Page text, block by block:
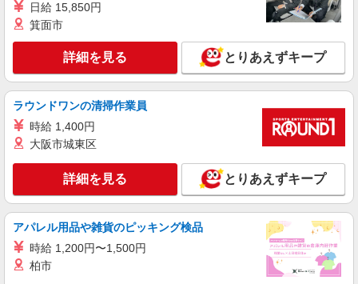
キープ 詳細を見る
パーソルエクセルHRパートナーズ株式会社
サポート事務
時給1,550円 ※当社規定あり
愛知県名古屋市中村区／最寄駅：近鉄名古屋
駅、伏見（愛知県）駅 暑い日も地下からスグそば
キープ 詳細を見る
派遣社員
パーソルテンプスタッフ株式会社 名古屋コーディネートセンタ
ー/26-0571199
正社員化実績あり！［駅近］美容機器メーカー
日給 15,850円
箕面市
詳細を見る とりあえずキープ
ラウンドワンの清掃作業員
時給 1,400円
大阪市城東区
詳細を見る とりあえずキープ
アパレル用品や雑貨のピッキング検品
時給 1,200円〜1,500円
柏市